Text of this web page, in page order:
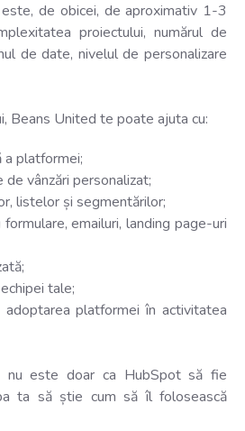
de obicei, de aproximativ 1-3
proiectului, numărul de
de date, nivelul de personalizare
Beans United te poate ajuta cu:
a platformei;
de vânzări personalizat;
listelor și segmentărilor;
emailuri, landing page-uri
tale;
adoptarea platformei în activitatea
nu este doar ca HubSpot să fie
ta să știe cum să îl folosească